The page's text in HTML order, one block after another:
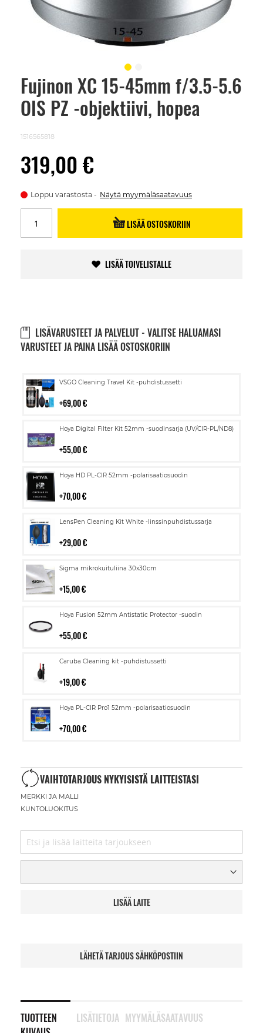
Fujinon XC 15-45mm f/3.5-5.6
OIS PZ -objektiivi, hopea
1516565818
319,00 €
Loppu varastosta Näytä myymäläsaatavuus
LISÄÄ OSTOSKORIIN
LISÄÄ TOIVELISTALLE
LISÄVARUSTEET JA PALVELUT - VALITSE HALUAMASI
VARUSTEET JA PAINA LISÄÄ OSTOSKORIIN
VSGO Cleaning Travel Kit -puhdistussetti
69,00 €
Lisää
Hoya Digital Filter Kit 52mm -suodinsarja (UV/CIR-PL/ND8)
55,00 €
Lisää
Hoya HD PL-CIR 52mm -polarisaatiosuodin
70,00 €
Lisää
LensPen Cleaning Kit White -linssinpuhdistussarja
29,00 €
Lisää
Sigma mikrokuituliina 30x30cm
15,00 €
Lisää
Hoya Fusion 52mm Antistatic Protector -suodin
55,00 €
Lisää
Caruba Cleaning kit -puhdistussetti
19,00 €
Lisää
Hoya PL-CIR Pro1 52mm -polarisaatiosuodin
70,00 €
Lisää
VAIHTOTARJOUS NYKYISISTÄ LAITTEISTASI
MERKKI JA MALLI
KUNTOLUOKITUS
LISÄÄ LAITE
LÄHETÄ TARJOUS SÄHKÖPOSTIIN
TUOTTEEN
LISÄTIETOJA MYYMÄLÄSAATAVUUS
Skip
beginning
images